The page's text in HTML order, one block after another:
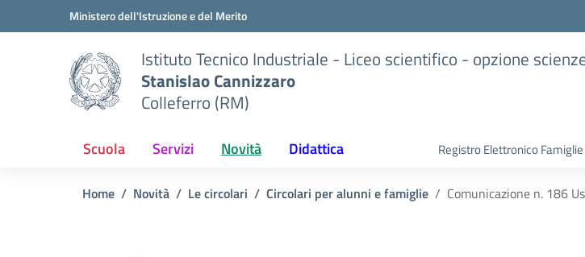
Vai ai contenuti
Vai al menu di navigazioneMinistero dell'Istruzione e del Merito
Istituto Tecnico Industriale - Liceo scientifico - opzione
Stanislao Cannizzaro
Colleferro (RM)
Scuola Servizi Novità Didattica Registro Elettronico Famiglie
Home Novità Le circolari Circolari per alunni e famiglie Comunicazione n. 186